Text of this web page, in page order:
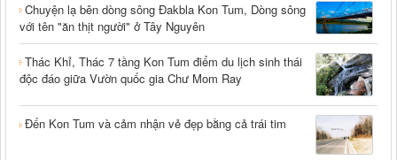
Chuyện lạ bên dòng sông Đakbla Kon Tum, Dòng sông
với tên "ăn thịt người" ở Tây Nguyên
Thác Khỉ, Thác 7 tầng Kon Tum điểm du lịch sinh thái
độc đáo giữa Vườn quốc gia Chư Mom Ray
Đến Kon Tum và cảm nhận vẻ đẹp bằng cả trái tim